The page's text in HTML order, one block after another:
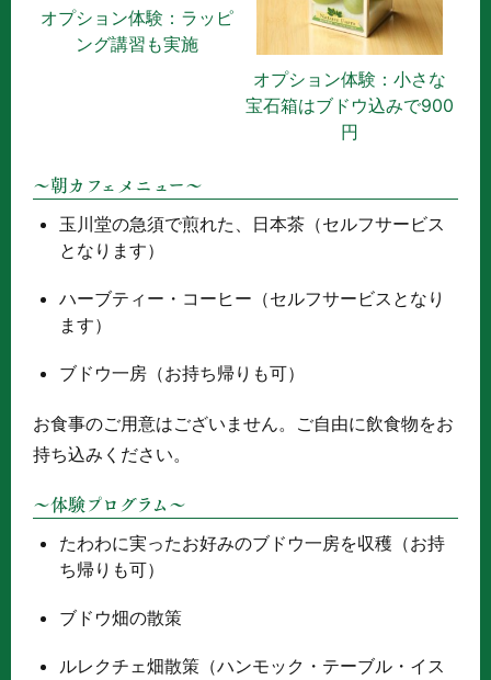
オプション体験：ラッピ
ング講習も実施
オプション体験：小さな
宝石箱はブドウ込みで900
円
～朝カフェメニュー～
玉川堂の急須で煎れた、日本茶（セルフサービス
となります）
ハーブティー・コーヒー（セルフサービスとなり
ます）
ブドウ一房（お持ち帰りも可）
お食事のご用意はございません。ご自由に飲食物をお
持ち込みください。
～体験プログラム～
たわわに実ったお好みのブドウ一房を収穫（お持
ち帰りも可）
ブドウ畑の散策
ルレクチェ畑散策（ハンモック・テーブル・イス